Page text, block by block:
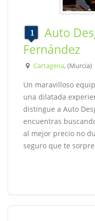
Auto
Fernández
Cartagena, (Murcia)
Un maravilloso
una dilatada
distingue a Auto
encuentras
al mejor precio no
seguro que te